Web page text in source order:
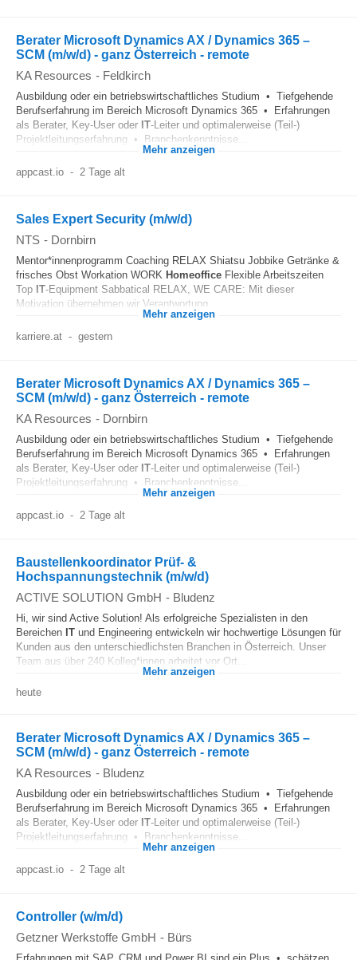
Berater Microsoft Dynamics AX / Dynamics 365 –
SCM (m/w/d) - ganz Österreich - remote
KA Resources - Feldkirch
Ausbildung oder ein betriebswirtschaftliches Studium • Tiefgehende
Berufserfahrung im Bereich Microsoft Dynamics 365 • Erfahrungen
als Berater, Key-User oder IT-Leiter und optimalerweise (Teil-)
Projektleitungserfahrung • Branchenkenntnisse...
Mehr anzeigen
appcast.io - 2 Tage alt
Sales Expert Security (m/w/d)
NTS - Dornbirn
Mentor*innenprogramm Coaching RELAX Shiatsu Jobbike Getränke &
frisches Obst Workation WORK Homeoffice Flexible Arbeitszeiten
Top IT-Equipment Sabbatical RELAX, WE CARE: Mit dieser
Motivation übernehmen wir Verantwortung...
Mehr anzeigen
karriere.at - gestern
Berater Microsoft Dynamics AX / Dynamics 365 –
SCM (m/w/d) - ganz Österreich - remote
KA Resources - Dornbirn
Ausbildung oder ein betriebswirtschaftliches Studium • Tiefgehende
Berufserfahrung im Bereich Microsoft Dynamics 365 • Erfahrungen
als Berater, Key-User oder IT-Leiter und optimalerweise (Teil-)
Projektleitungserfahrung • Branchenkenntnisse...
Mehr anzeigen
appcast.io - 2 Tage alt
Baustellenkoordinator Prüf- &
Hochspannungstechnik (m/w/d)
ACTIVE SOLUTION GmbH - Bludenz
Hi, wir sind Active Solution! Als erfolgreiche Spezialisten in den
Bereichen IT und Engineering entwickeln wir hochwertige Lösungen für
Kunden aus den unterschiedlichsten Branchen in Österreich. Unser
Team aus über 240 Kolleg*innen arbeitet vor Ort...
Mehr anzeigen
heute
Berater Microsoft Dynamics AX / Dynamics 365 –
SCM (m/w/d) - ganz Österreich - remote
KA Resources - Bludenz
Ausbildung oder ein betriebswirtschaftliches Studium • Tiefgehende
Berufserfahrung im Bereich Microsoft Dynamics 365 • Erfahrungen
als Berater, Key-User oder IT-Leiter und optimalerweise (Teil-)
Projektleitungserfahrung • Branchenkenntnisse...
Mehr anzeigen
appcast.io - 2 Tage alt
Controller (w/m/d)
Getzner Werkstoffe GmbH - Bürs